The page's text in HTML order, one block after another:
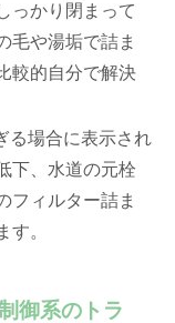
っかり閉まって
毛や湯垢で詰ま
較的自分で解決
る場合に表示され
下、水道の元栓
フィルター詰ま
す。
御系のトラ